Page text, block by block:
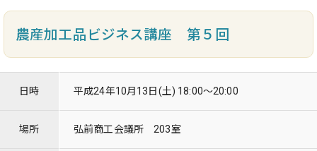
農産加工品ビジネス講座 第５回
日時 平成24年10月13日(土) 18:00～20:00
場所 弘前商工会議所 203室